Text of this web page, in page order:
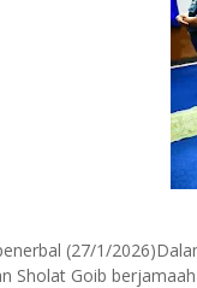
(27/1/
Sholat Goib